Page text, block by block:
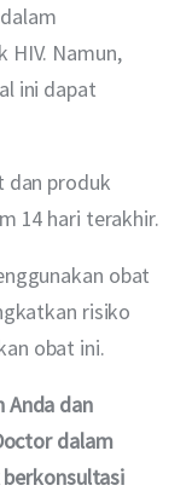
HIV. Namun,
ini dapat
dan produk
14 hari terakhir.
obat
risiko
obat ini.
Anda dan
dalam